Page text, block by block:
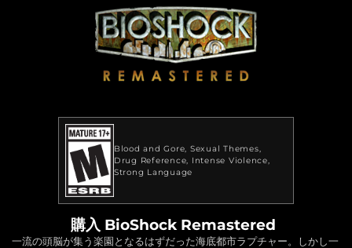
Blood and Gore Sexual Themes
Drug Reference Intense Violence
Strong Language
購入 BioShock Remastered
一流の頭脳が集う楽園となるはずだった海底都市ラプチャー。しかし一